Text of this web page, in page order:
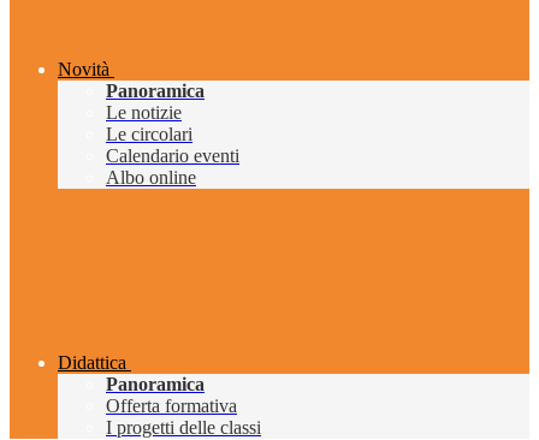
Novità
Panoramica
Le notizie
Le circolari
Calendario eventi
Albo online
Didattica
Panoramica
Offerta formativa
I progetti delle classi